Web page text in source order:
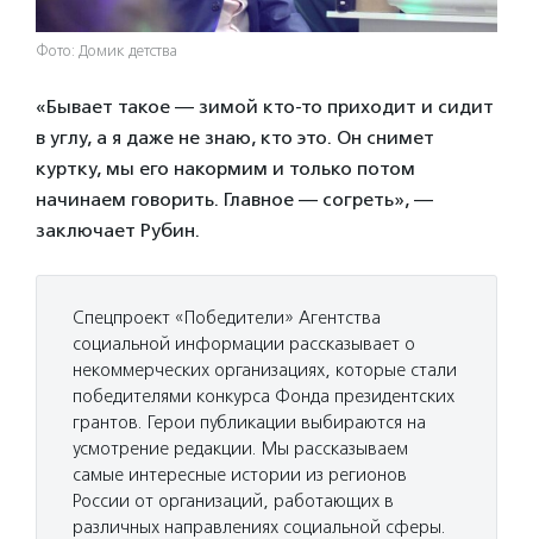
Фото: Домик детства
«Бывает такое — зимой кто-то приходит и сидит
в углу, а я даже не знаю, кто это. Он снимет
куртку, мы его накормим и только потом
начинаем говорить. Главное — согреть», —
заключает Рубин.
Спецпроект «Победители» Агентства
социальной информации рассказывает о
некоммерческих организациях, которые стали
победителями конкурса Фонда президентских
грантов. Герои публикации выбираются на
усмотрение редакции. Мы рассказываем
самые интересные истории из регионов
России от организаций, работающих в
различных направлениях социальной сферы.